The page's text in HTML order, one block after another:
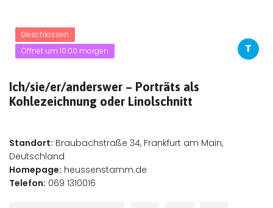
T
Geschlossen
Öffnet um 10:00 morgen
Ich/sie/er/anderswer – Porträts als
Kohlezeichnung oder Linolschnitt
Standort: Braubachstraße 34, Frankfurt am Main,
Deutschland
Homepage: heussenstamm.de
Telefon: 069 1310016